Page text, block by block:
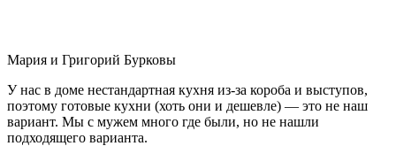
Мария и Григорий Бурковы
У нас в доме нестандартная кухня из-за короба и выступов,
поэтому готовые кухни (хоть они и дешевле) — это не наш
вариант. Мы с мужем много где были, но не нашли
подходящего варианта.